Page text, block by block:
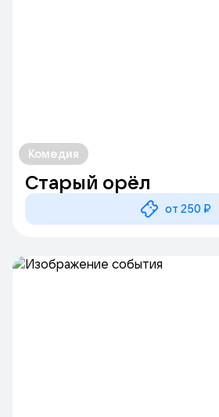
Комедия
Старый орёл
от 250 ₽